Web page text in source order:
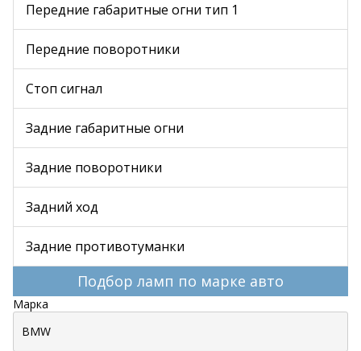
Передние габаритные огни тип 1
Передние поворотники
Стоп сигнал
Задние габаритные огни
Задние поворотники
Задний ход
Задние противотуманки
Подбор ламп по марке авто
Марка